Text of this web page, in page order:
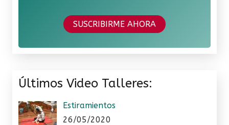
SUSCRIBIRME AHORA
Últimos Video Talleres:
Estiramientos
26/05/2020